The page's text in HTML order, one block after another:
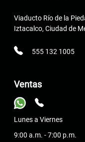
Viaducto Río de la
Iztacalco, Ciudad de
555 132 1005
Ventas
Lunes a Viernes
9:00 a.m. - 7:00 p.m.